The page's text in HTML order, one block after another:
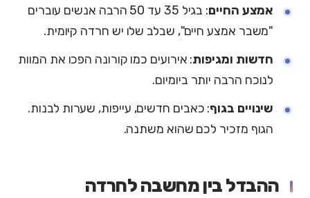
אמצע החיים
: בגיל 35 עד 50 הרבה אנשים עוברים
"משבר אמצע חיים", שבלב שלו יש חרדה קיומית.
חדשות ומגיפות: אירועים כמו קורונה הפכו את המוות
לנוכח הרבה יותר ביומיום.
שינויים בגוף: כאבים חדשים, עייפות, שערות לבנות.
הגוף מזכיר לכם שהוא משתנה.
ההבדל בין מחשבה לחרדה